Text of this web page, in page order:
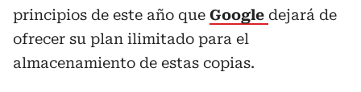
principios de este año que Google dejará de
ofrecer su plan ilimitado para el
almacenamiento de estas copias.